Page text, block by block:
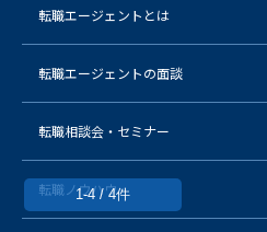
1-4 / 4件
転職エージェントとは
転職エージェントの面談
転職相談会・セミナー
転職ノウハウ